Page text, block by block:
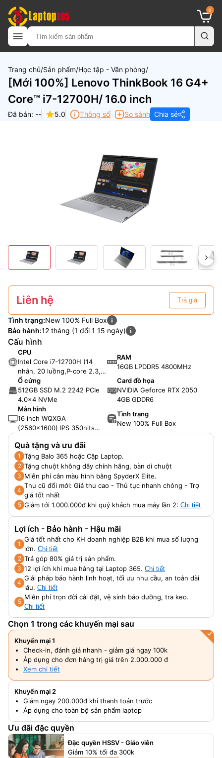
0
Trang chủ Sản phẩm Học tập - Văn phòng
[Mới 100%] Lenovo ThinkBook 16 G4+
Core™ i7-12700H/ 16.0 inch
Đã bán: -- 5.0 Thông số So sánh Chia sẻ
Liên hệ Trả giá
Tình trạng:New 100% Full Box
Bảo hành:12 tháng (1 đổi 1 15 ngày)
Cấu hình
CPU
Intel Core i7-12700H (14
nhân, 20 luồng,P-core 2.3,
3.50Ghz upto 4.70 GHz,
24MB)
RAM
16GB LPDDR5 4800MHz
Ổ cứng
512GB SSD M.2 2242 PCIe
4.0x4 NVMe
Card đồ họa
NVIDIA Geforce RTX 2050
4GB GDDR6
Màn hình
16 inch WQXGA
(2560x1600) IPS 350nits
sRGB
Tình trạng
New 100% Full Box
Quà tặng và ưu đãi
1 Tặng Balo 365 hoặc Cặp Laptop.
2 Tặng chuột không dây chính hãng, bàn di chuột
3 Miễn phí cân màu hình bằng SpyderX Elite.
4
Thu cũ đổi mới: Giá thu cao - Thủ tục nhanh chóng - Trợ
giá tốt nhất
5 Giảm tới 1.000.000đ khi quý khách mua máy lần 2: Chi tiết
Lợi ích - Bảo hành - Hậu mãi
1
Giá tốt nhất cho KH doanh nghiệp B2B khi mua số lượng
lớn. Chi tiết
2 Trả góp 80% giá trị sản phẩm.
3 12 lợi ích khi mua hàng tại Laptop 365. Chi tiết
4
Giải pháp bảo hành linh hoạt, tối ưu nhu cầu, an toàn dài
lâu. Chi tiết
5
Miễn phí trọn đời cài đặt, vệ sinh bảo dưỡng, tra keo.
Chi tiết
Chọn 1 trong các khuyến mại sau
Khuyến mại 1
Check-in, đánh giá nhanh - giảm giá ngay 100k
Áp dụng cho đơn hàng trị giá trên 2.000.000 đ
Xem chi tiết
Khuyến mại 2
Giảm ngay 200.000đ khi thanh toán trước
Áp dụng cho toàn bộ sản phẩm laptop
Ưu đãi đặc quyền
Đặc quyền HSSV - Giáo viên
Giảm 10% tối đa 300k